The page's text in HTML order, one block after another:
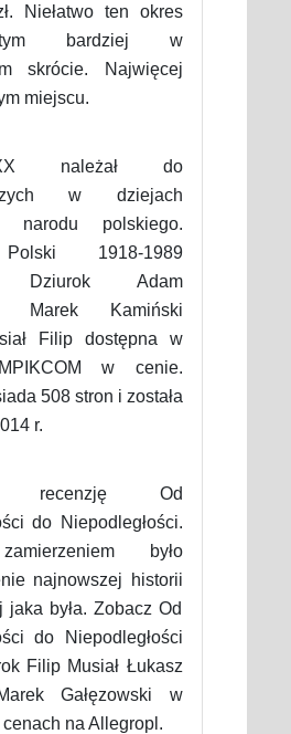
Niełatwo ten okres
bardziej w
skrócie. Najwięcej
miejscu.
należał do
w dziejach
narodu polskiego.
1918-1989
Dziurok Adam
Marek Kamiński
Filip dostępna w
w cenie.
508 stron i została
r.
recenzję Od
do Niepodległości.
było
najnowszej historii
jaka była. Zobacz Od
do Niepodległości
Filip Musiał Łukasz
Gałęzowski w
na Allegropl.